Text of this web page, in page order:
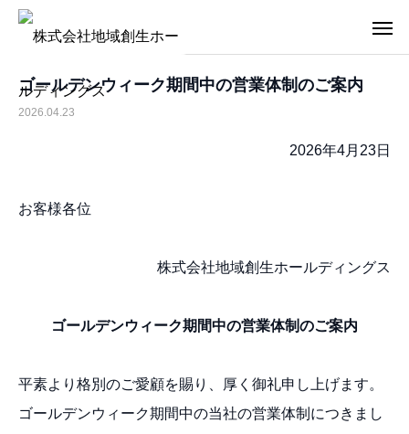
ゴールデンウィーク期間中の営業体制のご案内
2026.04.23
2026年4月23日
お客様各位
株式会社地域創生ホールディングス
ゴールデンウィーク期間中の営業体制のご案内
平素より格別のご愛顧を賜り、厚く御礼申し上げます。
ゴールデンウィーク期間中の当社の営業体制につきまし